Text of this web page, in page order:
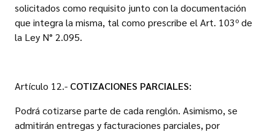
solicitados como requisito junto con la documentación
que integra la misma, tal como prescribe el Art. 103º de
la Ley N° 2.095.
Artículo 12.- COTIZACIONES PARCIALES:
Podrá cotizarse parte de cada renglón. Asimismo, se
admitirán entregas y facturaciones parciales, por